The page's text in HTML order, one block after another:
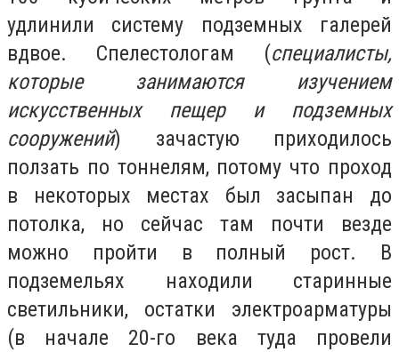
удлинили систему подземных галерей
вдвое. Спелестологам (специалисты,
которые занимаются изучением
искусственных пещер и подземных
сооружений) зачастую приходилось
ползать по тоннелям, потому что проход
в некоторых местах был засыпан до
потолка, но сейчас там почти везде
можно пройти в полный рост. В
подземельях находили старинные
светильники, остатки электроарматуры
(в начале 20-го века туда провели